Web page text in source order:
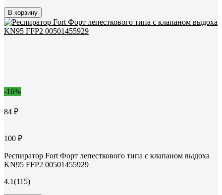
В корзину
-16%
84 ₽
100 ₽
Респиратор Fort Форт лепесткового типа с клапаном выдоха
KN95 FFP2 00501455929
4.1(115)